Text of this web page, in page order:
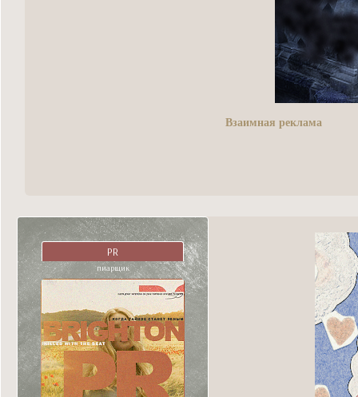
Взаимная реклама
PR
пиарщик